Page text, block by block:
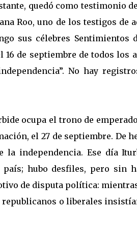
quedó como testimonio
Roo, uno de los testigos de
sus célebres Sentimientos
de septiembre de todos los
No hay
ocupa el trono de
el 27 de septiembre. De
independencia. Ese día
hubo desfiles, pero sin
de disputa política:
republicanos o liberales